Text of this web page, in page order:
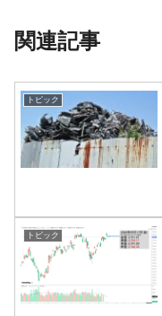
関連記事
トピック
トピック